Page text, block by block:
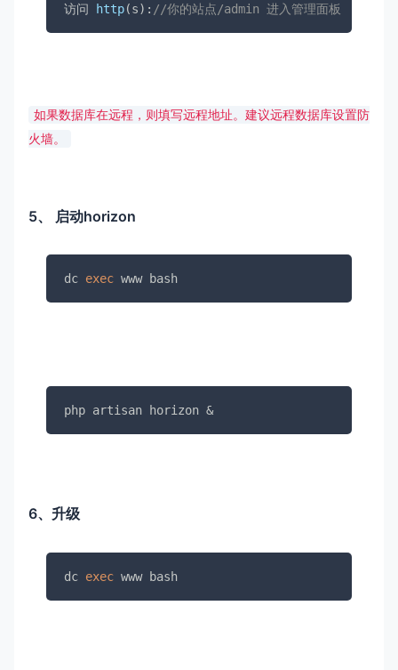
访问
http(s): //你的站点/admin 进入管理面板
如果数据库在远程，则填写远程地址。建议远程数据库设置防
火墙。
5、 启动horizon
dc exec www bash
php artisan horizon &
6、升级
dc exec www bash